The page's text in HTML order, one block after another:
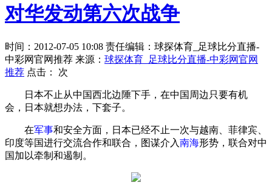
对华发动第六次战争
时间：2012-07-05 10:08 责任编辑：球探体育_足球比分直播-
中彩网官网推荐 来源： 球探体育_足球比分直播-中彩网官网
推荐 点击： 次
日本不止从中国西北边陲下手，在中国周边只要有机
会，日本就想办法，下套子。
在军事和安全方面，日本已经不止一次与越南、菲律宾、
印度等国进行交流合作和联合，图谋介入南海形势，联合对中
国加以牵制和遏制。